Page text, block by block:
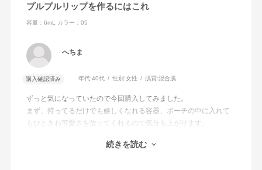
プルプルリップを作るにはこれ
容量：6mL カラー：05
へちま
購入確認済み 年代:40代 性別:女性 肌質:混合肌
ずっと気になっていたので今回購入してみました。
まず、持ってるだけでも嬉しくなれる容器、ポーチの中に入れて
もひときわ可愛さを放ってくれるので気分も上がります。
選んだお色は想像とおりの可愛さでした。
続きを読む